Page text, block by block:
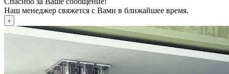
Наш менеджер свяжется с Вами в ближайшее время.